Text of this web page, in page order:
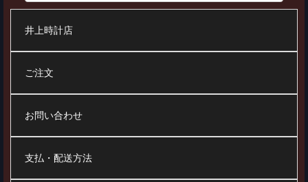
井上時計店
ご注文
お問い合わせ
支払・配送方法